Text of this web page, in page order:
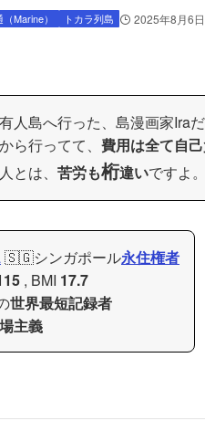
Marine） トカラ列島 2025年8月6日
人島へ行った、島漫画家Ira
ら行ってて、 費用は全て自
とは、 苦労も桁違いですよ。
🇸🇬シンガポール永住権者
, BMI 17.7
世界最短記録者
主義